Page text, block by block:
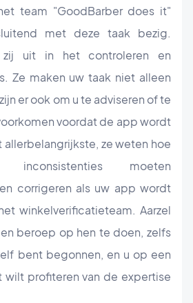
team "GoodBarber does it"
met deze taak bezig.
zij uit in het controleren en
Ze maken uw taak niet alleen
er ook om u te adviseren of te
voordat de app wordt
allerbelangrijkste, ze weten hoe
moeten
corrigeren als uw app wordt
winkelverificatieteam. Aarzel
beroep op hen te doen, zelfs
bent begonnen, en u op een
wilt profiteren van de expertise